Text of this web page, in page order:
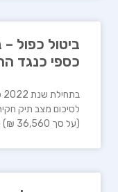
ביטול כפול –
כספי כנגד
לסיכום מצב תיק
(על סך 36,560 ₪) וכן התראה